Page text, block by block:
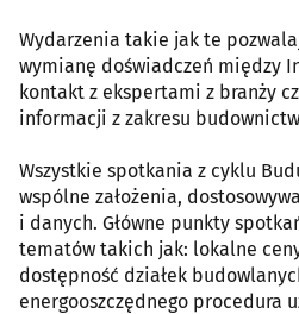
Wydarzenia takie jak te
wymianę doświadczeń między
kontakt z ekspertami z branży
informacji z zakresu
Wszystkie spotkania z cyklu
wspólne założenia,
i danych. Główne punkty
tematów takich jak: lokalne
dostępność działek
energooszczędnego procedura